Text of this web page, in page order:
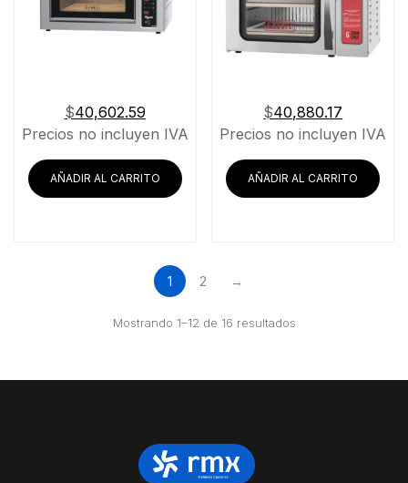
$40,602.59
Precios no incluyen IVA
AÑADIR AL CARRITO
$40,880.17
Precios no incluyen IVA
AÑADIR AL CARRITO
1 2 →
Mostrando 1–12 de 16 resultadosOrdenado